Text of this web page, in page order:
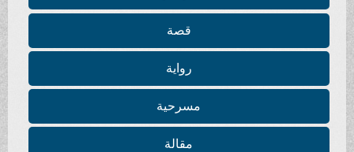
قصة
رواية
مسرحية
مقالة